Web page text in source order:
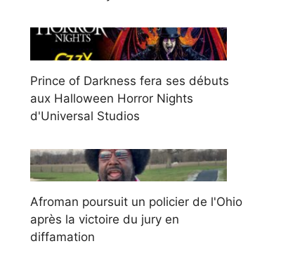
Prince of Darkness fera ses débuts
aux Halloween Horror Nights
d'Universal Studios
Afroman poursuit un policier de l'Ohio
après la victoire du jury en
diffamation